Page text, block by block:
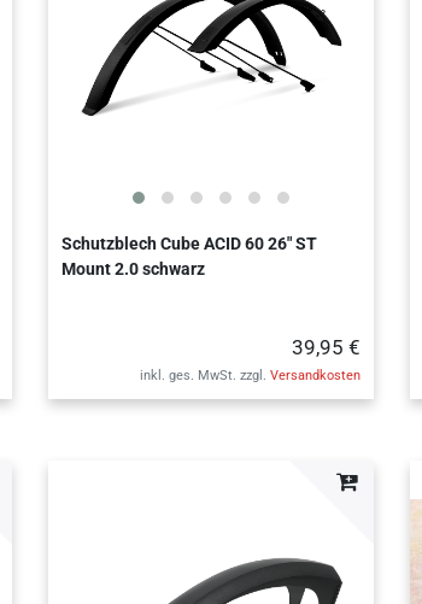
Schutzblech Cube ACID 60 26" ST
Mount 2.0 schwarz
39,95 €
inkl. ges. MwSt. zzgl. Versandkosten